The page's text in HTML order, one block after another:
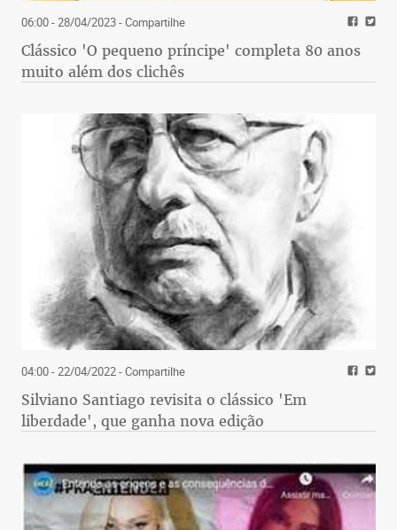
06:00 - 28/04/2023- Compartilhe
Clássico 'O pequeno príncipe' completa 80 anos
muito além dos clichês
04:00 - 22/04/2022- Compartilhe
Silviano Santiago revisita o clássico 'Em
liberdade', que ganha nova edição